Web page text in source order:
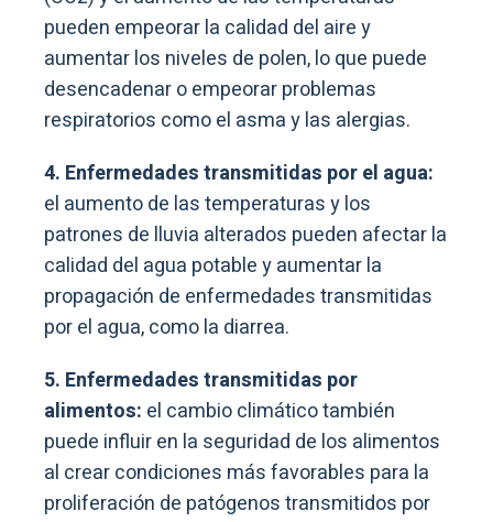
pueden empeorar la calidad del aire y
aumentar los niveles de polen, lo que puede
desencadenar o empeorar problemas
respiratorios como el asma y las alergias.
4. Enfermedades transmitidas por el agua:
el aumento de las temperaturas y los
patrones de lluvia alterados pueden afectar la
calidad del agua potable y aumentar la
propagación de enfermedades transmitidas
por el agua, como la diarrea.
5. Enfermedades transmitidas por
alimentos: el cambio climático también
puede influir en la seguridad de los alimentos
al crear condiciones más favorables para la
proliferación de patógenos transmitidos por